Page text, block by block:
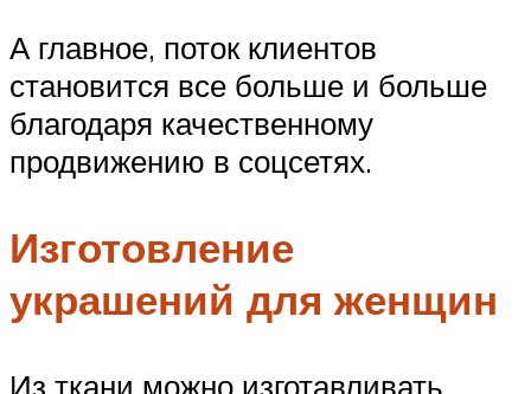
А главное, поток клиентов
становится все больше и больше
благодаря качественному
продвижению в соцсетях.
Изготовление
украшений для женщин
Из ткани можно изготавливать